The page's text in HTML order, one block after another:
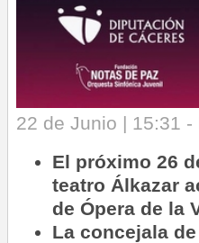
22 de Junio | 15:31 -
El próximo 26
teatro Álkazar
de Ópera de la
La concejala